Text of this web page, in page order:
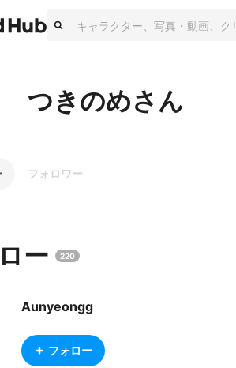
つきのめさん
フォロワー
ー 220
Aunyeongg
フォロー